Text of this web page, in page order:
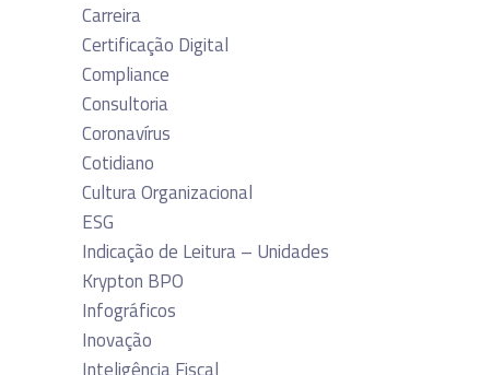
Carreira
Certificação Digital
Compliance
Consultoria
Coronavírus
Cotidiano
Cultura Organizacional
ESG
Indicação de Leitura – Unidades
Krypton BPO
Infográficos
Inovação